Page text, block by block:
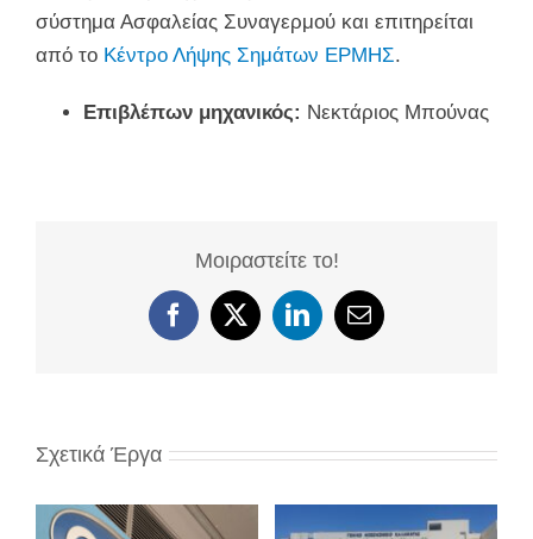
σύστημα Ασφαλείας Συναγερμού και επιτηρείται
από το Κέντρο Λήψης Σημάτων ΕΡΜΗΣ.
Επιβλέπων μηχανικός: Νεκτάριος Μπούνας
Μοιραστείτε το!
Facebook
X LinkedIn
Email
Σχετικά Έργα